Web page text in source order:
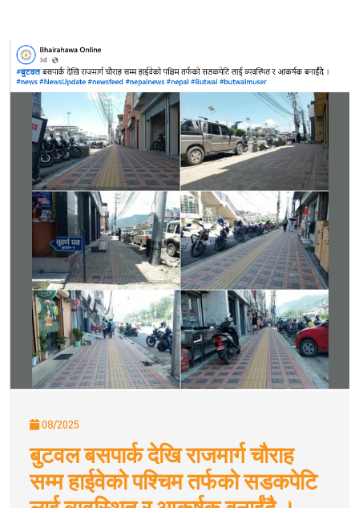
08/2025
बुटवल बसपार्क देखि राजमार्ग चौराह
सम्म हाईवेको पश्चिम तर्फको सडकपेटि